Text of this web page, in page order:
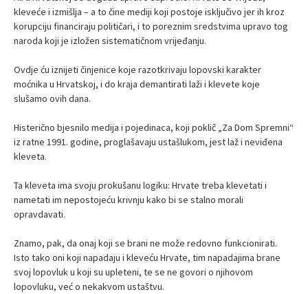
kleveće i izmišlja – a to čine mediji koji postoje isključivo jer ih kroz
korupciju financiraju političari, i to poreznim sredstvima upravo tog
naroda koji je izložen sistematičnom vrijeđanju.
Ovdje ću iznijeti činjenice koje razotkrivaju lopovski karakter
moćnika u Hrvatskoj, i do kraja demantirati laži i klevete koje
slušamo ovih dana.
Histerično bjesnilo medija i pojedinaca, koji poklič „Za Dom Spremni“
iz ratne 1991. godine, proglašavaju ustašlukom, jest laž i neviđena
kleveta.
Ta kleveta ima svoju prokušanu logiku: Hrvate treba klevetati i
nametati im nepostojeću krivnju kako bi se stalno morali
opravdavati.
Znamo, pak, da onaj koji se brani ne može redovno funkcionirati.
Isto tako oni koji napadaju i kleveću Hrvate, tim napadajima brane
svoj lopovluk u koji su upleteni, te se ne govori o njihovom
lopovluku, već o nekakvom ustaštvu.